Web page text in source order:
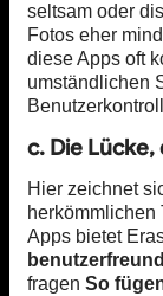
seltsam oder
Fotos eher
diese Apps oft
umständlichen
c. Die Lücke,
Hier zeichnet
herkömmlichen
Apps bietet
fragen So